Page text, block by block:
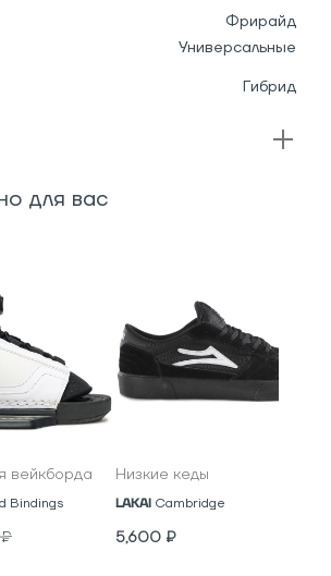
Фрирайд
Универсальные
Гибрид
для вас
вейкборда
Bindings
Низкие кеды
LAKAI Cambridge
5,600 ₽